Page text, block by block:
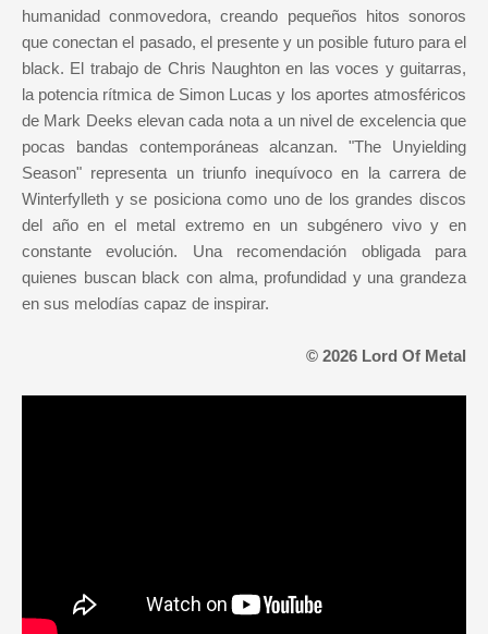
humanidad conmovedora, creando pequeños hitos sonoros
que conectan el pasado, el presente y un posible futuro para el
black. El trabajo de Chris Naughton en las voces y guitarras,
la potencia rítmica de Simon Lucas y los aportes atmosféricos
de Mark Deeks elevan cada nota a un nivel de excelencia que
pocas bandas contemporáneas alcanzan. "The Unyielding
Season" representa un triunfo inequívoco en la carrera de
Winterfylleth y se posiciona como uno de los grandes discos
del año en el metal extremo en un subgénero vivo y en
constante evolución. Una recomendación obligada para
quienes buscan black con alma, profundidad y una grandeza
en sus melodías capaz de inspirar.
© 2026 Lord Of Metal